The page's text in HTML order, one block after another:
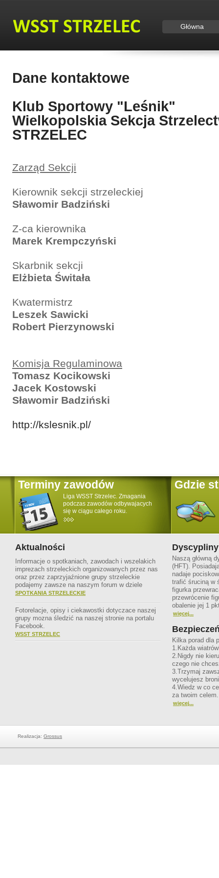
Główna
Dane kontaktowe
Klub Sportowy "Leśnik"
Wielkopolskia Sekcja
STRZELEC
Zarząd Sekcji
Kierownik sekcji strzeleckiej
Sławomir Badziński
Z-ca kierownika
Marek Krempczyński
Skarbnik sekcji
Elżbieta Świtała
Kwatermistrz
Leszek Sawicki
Robert Pierzynowski
Komisja Regulaminowa
Tomasz Kocikowski
Jacek Kostowski
Sławomir Badziński
http://kslesnik.pl/
Terminy zawodów
Liga WSST Strzelec. Zmagania
podczas zawodów odbywajacych
się w ciągu całego roku.
Gdzie
Aktualności
Informacje o spotkaniach, zawodach i wszelakich
imprezach strzeleckich organizowanych przez nas
oraz przez zaprzyjaźnione grupy strzeleckie
podajemy zawsze na naszym forum w dziele
SPOTKANIA STRZELECKIE
Fotorelacje, opisy i ciekawostki dotyczace naszej
grupy mozna śledzić na naszej stronie na portalu
Facebook.
WSST STRZELEC
Dyscypliny
Naszą główną
(HFT).
nadaje
trafić śruciną w
figurka
przewrócenie
obalenie jej 1
więcej...
Kilka porad dla
1.Każda
2.Nigdy nie
czego nie
3.Trzymaj
wycelujesz
4.Wiedz w co
za twoim celem.
więcej...
Realizacja: Grossus